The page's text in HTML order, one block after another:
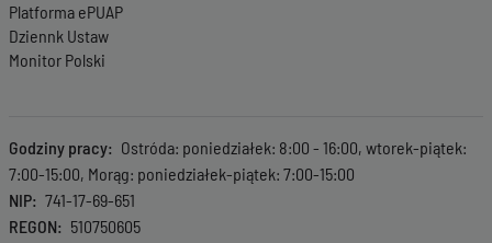
Platforma ePUAP
Dziennk Ustaw
Monitor Polski
Godziny pracy
Ostróda: poniedziałek: 8:00 - 16:00, wtorek-piątek:
7:00-15:00, Morąg: poniedziałek-piątek: 7:00-15:00
NIP
741-17-69-651
REGON
510750605